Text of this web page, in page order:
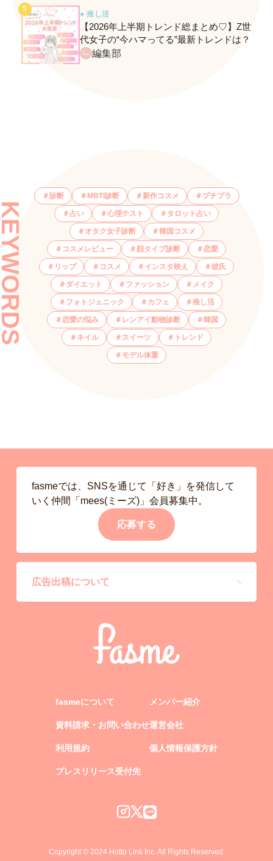
● 推し活
【2026年上半期トレンド総まとめ♡】Z世
代女子の“今ハマってる”最新トレンドは？
ネクストバズ予報もチェック♪
編集部
診断 MBTI診断 新作コスメ プチプラ
占い 心理テスト タロット占い
オタク女子診断 韓国コスメ
コスメレビュー 顔タイプ診断 恋愛
リップ コスメ インスタ映え 彼氏
ダイエット ファッション メイク
フォトジェニック カフェ 推し活
恋愛の悩み レンアイ動物診断 韓国
ネイル スイーツ トレンド
モデル体重
fasmeでは、SNSを通じて「好き」を発信して
いく仲間「mees(ミーズ)」会員募集中。
応募する
広告出稿について
fasmeについて
資料請求・お問い合わせ
利用規約
プレスリリース受付先
メンバー紹介
運営会社
個人情報保護方針
Copyright © 2024 Hotto Link Inc. All Rights Reserved.